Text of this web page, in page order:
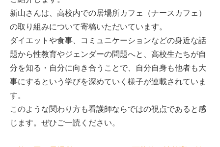
新山さんは、高校内での居場所カフェ（ナースカフェ）
の取り組みについて寄稿いただいています。
ダイエットや食事、コミュニケーションなどの身近な話
題から性教育やジェンダーの問題へと、高校生たちが自
分を知る・自分に向き合うことで、自分自身も他者も大
事にするという学びを深めていく様子が連載されていま
す。
このような関わり方も看護師ならではの視点であると感
じます。ぜひご一読ください。